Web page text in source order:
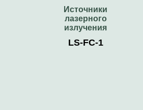
Источники
лазерного
излучения
LS-FC-1